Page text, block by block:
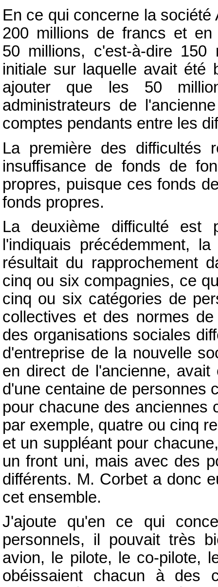
En ce qui concerne la
200 millions de francs et
50 millions, c'est-à-dire
initiale sur laquelle avait été
ajouter que les 50
administrateurs de
comptes pendants entre les
La première des difficultés
insuffisance de fonds de
propres, puisque ces fonds
fonds propres.
La deuxième difficulté est
l'indiquais précédemment,
résultait du rapprochement
cinq ou six compagnies, ce
cinq ou six catégories de
collectives et des normes
des organisations sociales
d'entreprise de la nouvelle
en direct de l'ancienne,
d'une centaine de personnes
pour chacune des anciennes
par exemple, quatre ou cinq
et un suppléant pour
un front uni, mais avec des
différents. M. Corbet a donc
cet ensemble.
J'ajoute qu'en ce qui
personnels, il pouvait très
avion, le pilote, le co-pilote,
obéissaient chacun à des